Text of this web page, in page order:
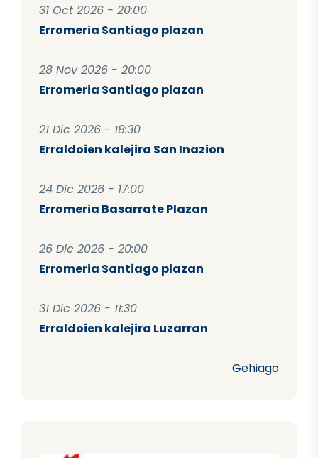
31 Oct 2026 - 20:00
Erromeria Santiago plazan
28 Nov 2026 - 20:00
Erromeria Santiago plazan
21 Dic 2026 - 18:30
Erraldoien kalejira San Inazion
24 Dic 2026 - 17:00
Erromeria Basarrate Plazan
26 Dic 2026 - 20:00
Erromeria Santiago plazan
31 Dic 2026 - 11:30
Erraldoien kalejira Luzarran
Gehiago